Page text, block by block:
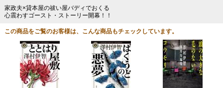
家政夫×貸本屋の祓い屋バディでおくる
心震わすゴースト・ストーリー開幕！！
この商品をご覧のお客様は、こんな商品もチェックしています。